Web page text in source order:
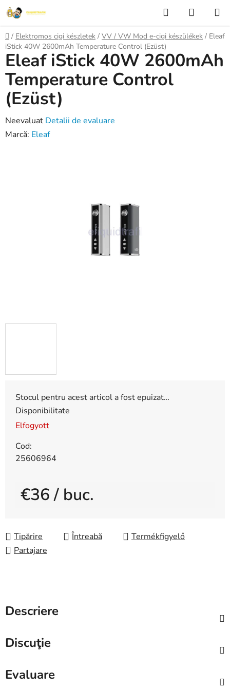
Treci
conținut
Căutare
DE
Acasă
/ Elektromos cigi készletek / VV / VW Mod e-cigi készülékek / Eleaf
iStick 40W 2600mAh Temperature Control (Ezüst)
Stocul pentru acest articol a fost epuizat…
Disponibilitate
Elfogyott
Cod:
25606964
€36/ buc.
Tipărire
Întreabă
Partajare
Eleaf iStick 40W 2600mAh
Temperature Control
(Ezüst)
Evaluarea
medie
Neevaluat Detalii de evaluare
Marcă: Eleaf
Descriere
Discuţie
Evaluare